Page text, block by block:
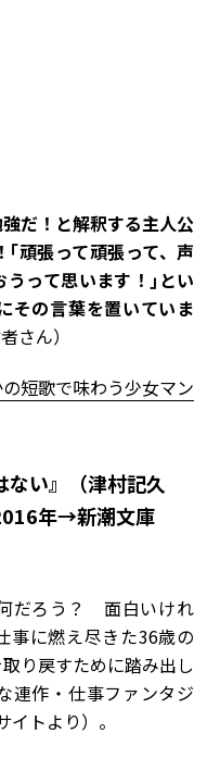
だ！と解釈する主人公
頑張って頑張って、声
って思います！｣とい
その言葉を置いていま
さん）
短歌で味わう少女マン
ない』（津村記久
年→新潮文庫
だろう？ 面白いけれ
事に燃え尽きた36歳の
り戻すために踏み出し
連作・仕事ファンタジ
トより）。